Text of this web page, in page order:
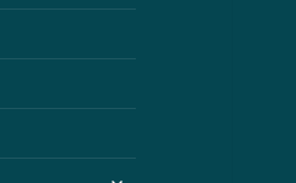
untermenü